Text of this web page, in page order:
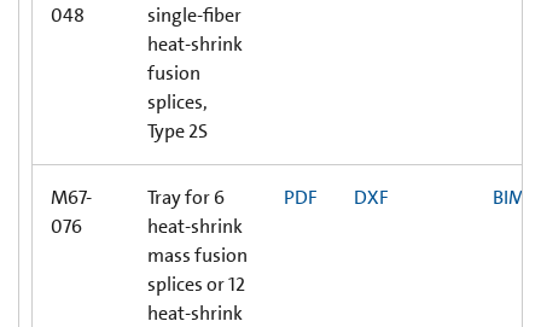
048
single-fiber
heat-shrink
fusion
splices,
Type 2S
M67-
076
Tray for 6
heat-shrink
mass fusion
splices or 12
heat-shrink
PDF DXF BIM